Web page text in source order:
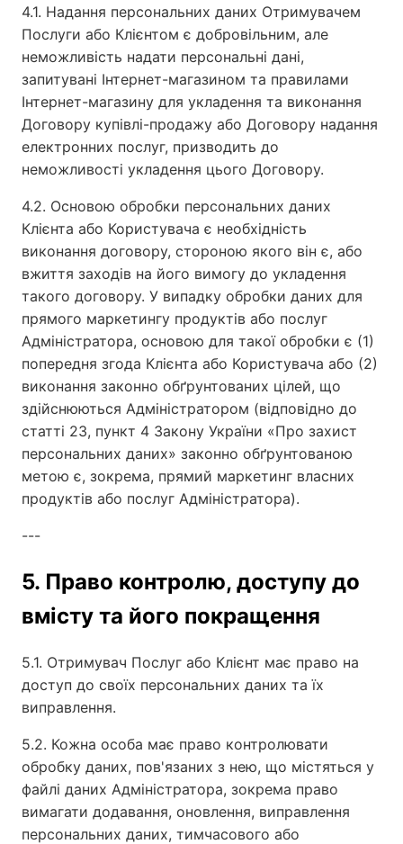
4.1. Надання персональних даних Отримувачем
Послуги або Клієнтом є добровільним, але
неможливість надати персональні дані,
запитувані Інтернет-магазином та правилами
Інтернет-магазину для укладення та виконання
Договору купівлі-продажу або Договору надання
електронних послуг, призводить до
неможливості укладення цього Договору.
4.2. Основою обробки персональних даних
Клієнта або Користувача є необхідність
виконання договору, стороною якого він є, або
вжиття заходів на його вимогу до укладення
такого договору. У випадку обробки даних для
прямого маркетингу продуктів або послуг
Адміністратора, основою для такої обробки є (1)
попередня згода Клієнта або Користувача або (2)
виконання законно обґрунтованих цілей, що
здійснюються Адміністратором (відповідно до
статті 23, пункт 4 Закону України «Про захист
персональних даних» законно обґрунтованою
метою є, зокрема, прямий маркетинг власних
продуктів або послуг Адміністратора).
---
5. Право контролю, доступу до
вмісту та його покращення
5.1. Отримувач Послуг або Клієнт має право на
доступ до своїх персональних даних та їх
виправлення.
5.2. Кожна особа має право контролювати
обробку даних, пов'язаних з нею, що містяться у
файлі даних Адміністратора, зокрема право
вимагати додавання, оновлення, виправлення
персональних даних, тимчасового або